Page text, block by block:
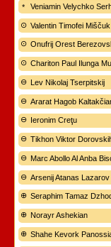
Veniamin Velychko
Valentin Timofei Miščuk
Onufrij Orest
Chariton Paul Ilunga
Lev Nikolaj Tserpitskij
Ararat Hagob
Ieronim Creţu
Tikhon Viktor
Marc Abollo Al Anba
Arsenij Atanas Lazarov
Seraphim Tamaz
Norayr Ashekian
Shahe Kevork